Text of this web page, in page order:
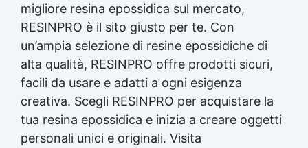
migliore resina epossidica sul mercato,
RESINPRO è il sito giusto per te. Con
un’ampia selezione di resine epossidiche di
alta qualità, RESINPRO offre prodotti sicuri,
facili da usare e adatti a ogni esigenza
creativa. Scegli RESINPRO per acquistare la
tua resina epossidica e inizia a creare oggetti
personali unici e originali. Visita